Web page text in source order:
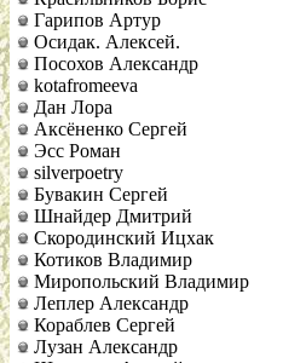
Гарипов Артур
Осидак. Алексей.
Посохов Александр
kotafromeeva
Дан Лора
Аксёненко Сергей
Эсс Роман
silverpoetry
Бувакин Сергей
Шнайдер Дмитрий
Скородинский Ицхак
Котиков Владимир
Миропольский Владимир
Леплер Александр
Кораблев Сергей
Лузан Александр